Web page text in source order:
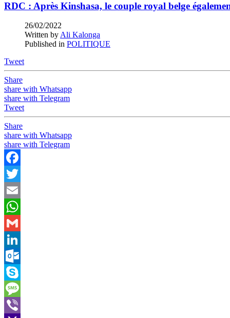
RDC : Après Kinshasa, le couple royal belge
26/02/2022
Written by Ali Kalonga
Published in POLITIQUE
Tweet
Share
share with Whatsapp
share with Telegram
Tweet
Share
share with Whatsapp
share with Telegram
Facebook
Twitter
Email
WhatsApp
Gmail
LinkedIn
Outlook.com
Skype
Message